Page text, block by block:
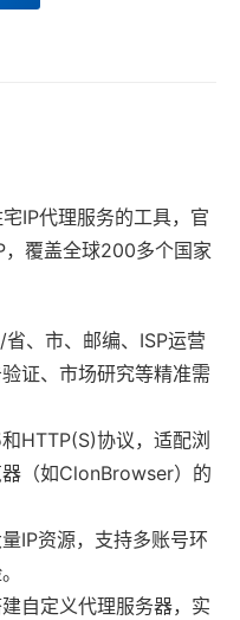
IP代理服务的工具，官
覆盖全球200多个国家
、市、邮编、ISP运营
证、市场研究等精准需
HTTP(S)协议，适配浏
（如ClonBrowser）的
IP资源，支持多账号环
自定义代理服务器，实